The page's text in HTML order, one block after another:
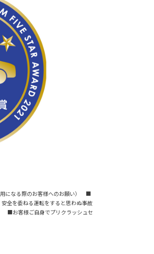
用になる際のお客様へのお願い） ■
全を委ねる運転をすると思わぬ事故
■お客様ご自身でプリクラッシュセ